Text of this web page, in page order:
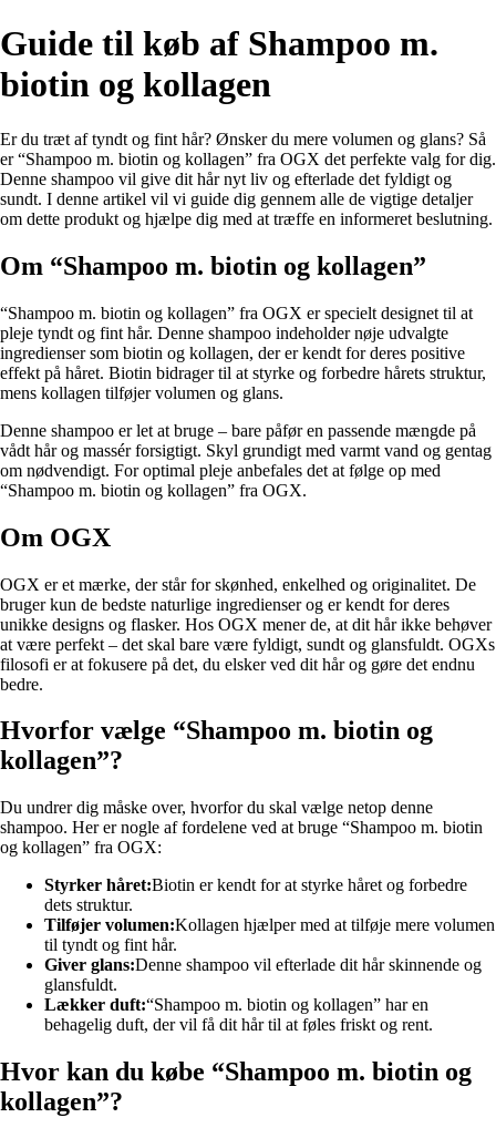
Guide til køb af Shampoo m.
biotin og kollagen
Er du træt af tyndt og fint hår? Ønsker du mere volumen og glans? Så
er “Shampoo m. biotin og kollagen” fra OGX det perfekte valg for dig.
Denne shampoo vil give dit hår nyt liv og efterlade det fyldigt og
sundt. I denne artikel vil vi guide dig gennem alle de vigtige detaljer
om dette produkt og hjælpe dig med at træffe en informeret beslutning.
Om “Shampoo m. biotin og kollagen”
“Shampoo m. biotin og kollagen” fra OGX er specielt designet til at
pleje tyndt og fint hår. Denne shampoo indeholder nøje udvalgte
ingredienser som biotin og kollagen, der er kendt for deres positive
effekt på håret. Biotin bidrager til at styrke og forbedre hårets struktur,
mens kollagen tilføjer volumen og glans.
Denne shampoo er let at bruge – bare påfør en passende mængde på
vådt hår og massér forsigtigt. Skyl grundigt med varmt vand og gentag
om nødvendigt. For optimal pleje anbefales det at følge op med
“Shampoo m. biotin og kollagen” fra OGX.
Om OGX
OGX er et mærke, der står for skønhed, enkelhed og originalitet. De
bruger kun de bedste naturlige ingredienser og er kendt for deres
unikke designs og flasker. Hos OGX mener de, at dit hår ikke behøver
at være perfekt – det skal bare være fyldigt, sundt og glansfuldt. OGXs
filosofi er at fokusere på det, du elsker ved dit hår og gøre det endnu
bedre.
Hvorfor vælge “Shampoo m. biotin og
kollagen”?
Du undrer dig måske over, hvorfor du skal vælge netop denne
shampoo. Her er nogle af fordelene ved at bruge “Shampoo m. biotin
og kollagen” fra OGX:
Styrker håret:Biotin er kendt for at styrke håret og forbedre
dets struktur.
Tilføjer volumen:Kollagen hjælper med at tilføje mere volumen
til tyndt og fint hår.
Giver glans:Denne shampoo vil efterlade dit hår skinnende og
glansfuldt.
Lækker duft:“Shampoo m. biotin og kollagen” har en
behagelig duft, der vil få dit hår til at føles friskt og rent.
Hvor kan du købe “Shampoo m. biotin og
kollagen”?